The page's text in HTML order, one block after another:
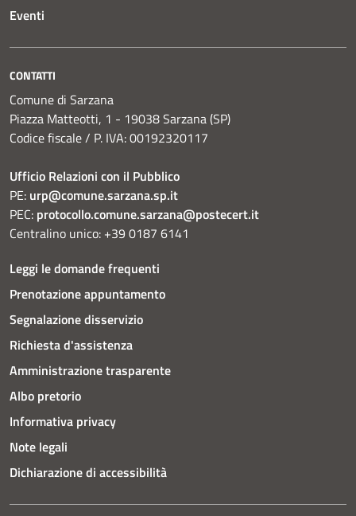
Eventi
CONTATTI
Comune di Sarzana
Piazza Matteotti, 1 - 19038 Sarzana (SP)
Codice fiscale / P. IVA: 00192320117
Ufficio Relazioni con il Pubblico
PE: urp@comune.sarzana.sp.it
PEC: protocollo.comune.sarzana@postecert.it
Centralino unico: +39 0187 6141
Leggi le domande frequenti
Prenotazione appuntamento
Segnalazione disservizio
Richiesta d'assistenza
Amministrazione trasparente
Albo pretorio
Informativa privacy
Note legali
Dichiarazione di accessibilità